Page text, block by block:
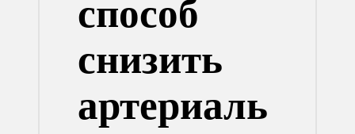
способ
снизить
артериаль